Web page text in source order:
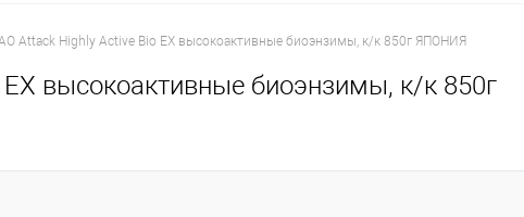
Attack Highly Active Bio EX высокоактивные биоэнзимы, к/к 850г ЯПОНИЯ
высокоактивные биоэнзимы, к/к 850г